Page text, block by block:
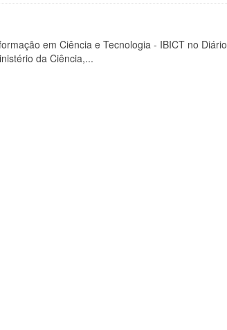
em Ciência e Tecnologia - IBICT no Diário
da Ciência,...